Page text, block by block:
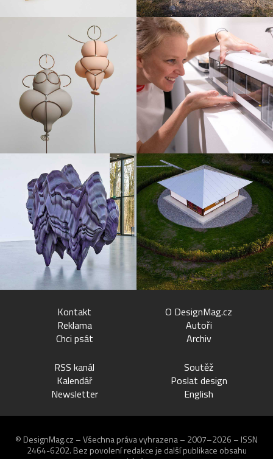
Kontakt
Reklama
Chci psát
O DesignMag.cz
Autoři
Archiv
RSS kanál
Kalendář
Newsletter
Soutěž
Poslat design
English
© DesignMag.cz – Všechna práva vyhrazena – 2007–2026 – ISSN
2464-6202. Bez povolení redakce je další publikace obsahu